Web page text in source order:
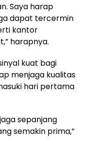
Saya harap
dapat tercermin
kantor
harapnya.
kuat bagi
menjaga kualitas
hari pertama
sepanjang
semakin prima,”